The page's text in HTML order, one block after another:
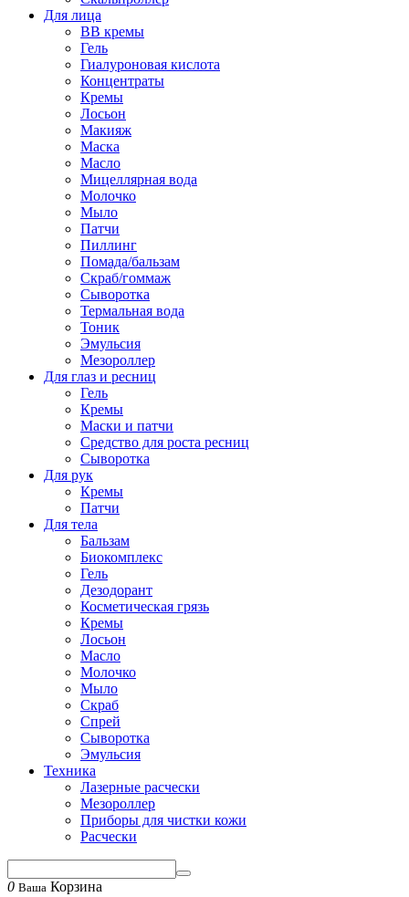
Для лица
BB кремы
Гель
Гиалуроновая кислота
Концентраты
Кремы
Лосьон
Макияж
Маска
Масло
Мицеллярная вода
Молочко
Мыло
Патчи
Пиллинг
Помада/бальзам
Скраб/гоммаж
Сыворотка
Термальная вода
Тоник
Эмульсия
Мезороллер
Для глаз и ресниц
Гель
Кремы
Маски и патчи
Средство для роста ресниц
Сыворотка
Для рук
Кремы
Патчи
Для тела
Бальзам
Биокомплекс
Гель
Дезодорант
Косметическая грязь
Кремы
Лосьон
Масло
Молочко
Мыло
Скраб
Спрей
Сыворотка
Эмульсия
Техника
Лазерные расчески
Мезороллер
Приборы для чистки кожи
Расчески
0 Ваша Корзина